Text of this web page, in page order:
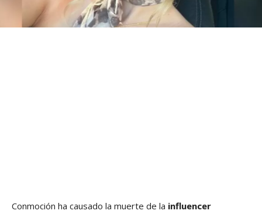
Conmoción ha causado la muerte de la influencer